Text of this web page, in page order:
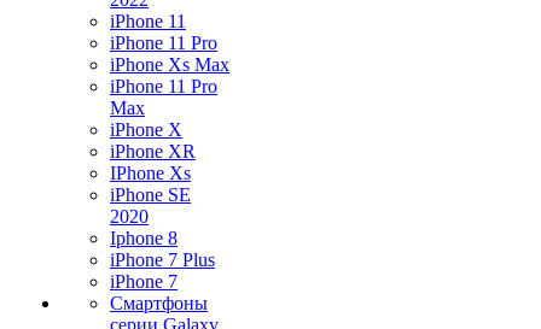
iPhone 11
iPhone 11 Pro
iPhone Xs Max
iPhone 11 Pro
Max
iPhone X
iPhone XR
IPhone Xs
iPhone SE
2020
Iphone 8
iPhone 7 Plus
iPhone 7
Смартфоны
серии Galaxy